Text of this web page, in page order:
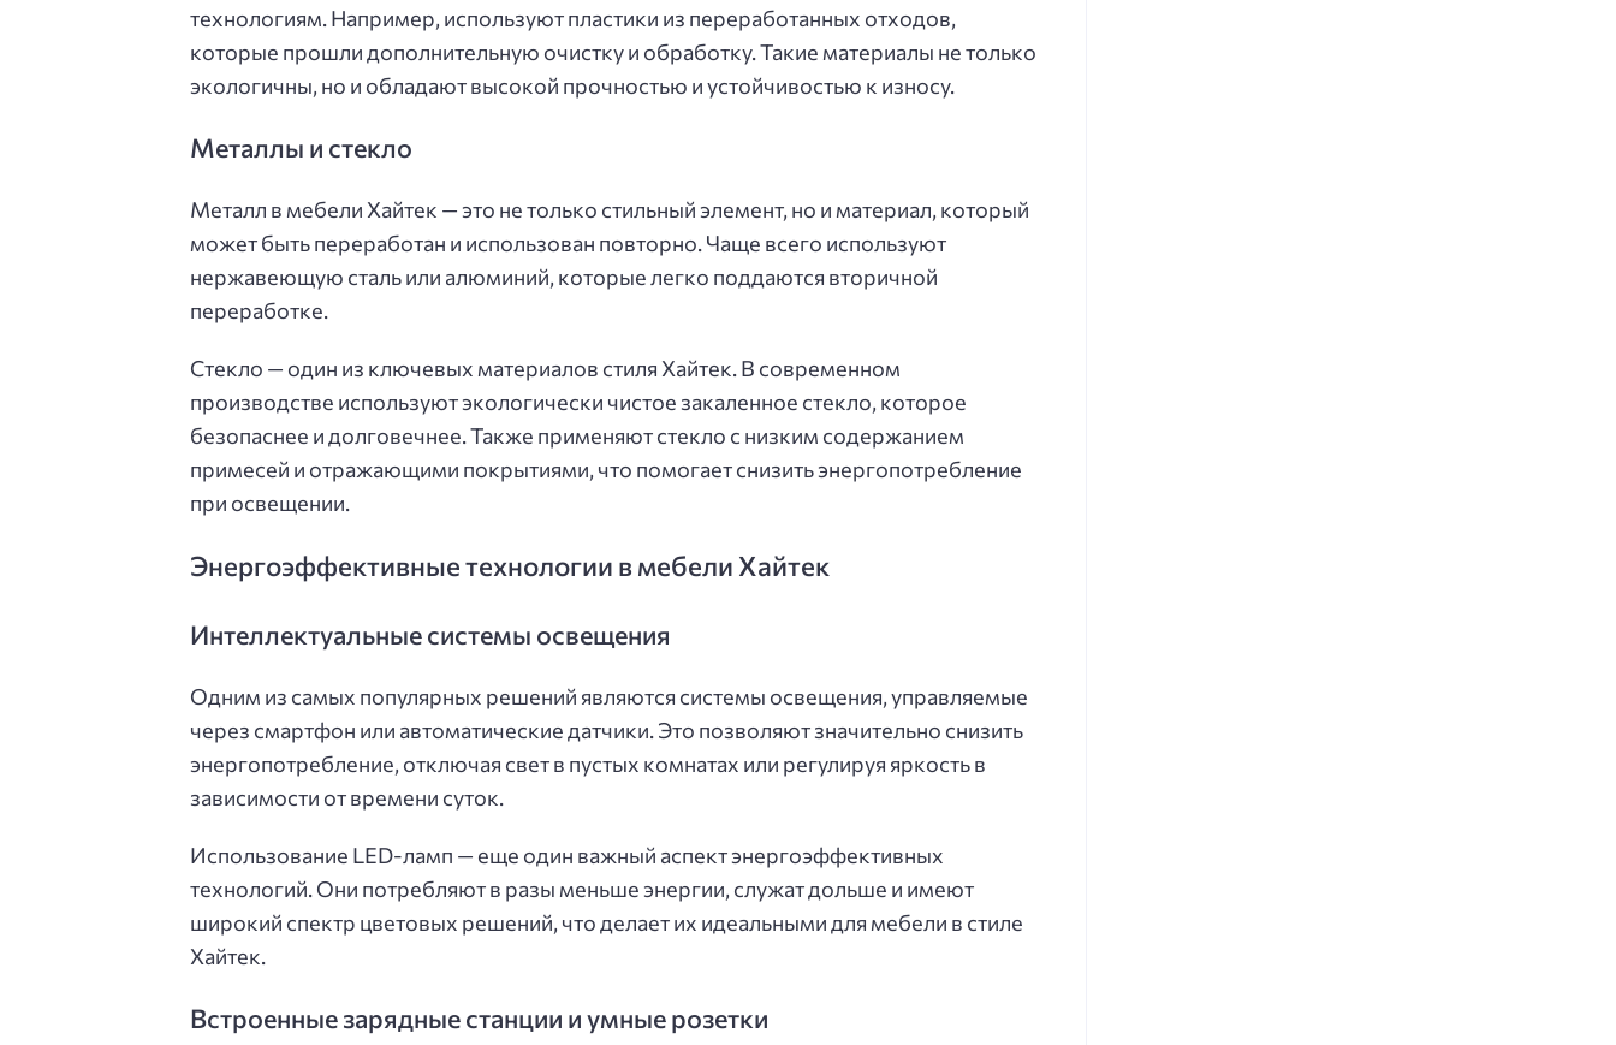
технологиям. Например, используют пластики из переработанных отходов,
которые прошли дополнительную очистку и обработку. Такие материалы не только
экологичны, но и обладают высокой прочностью и устойчивостью к износу.
Металлы и стекло
Металл в мебели Хайтек — это не только стильный элемент, но и материал, который
может быть переработан и использован повторно. Чаще всего используют
нержавеющую сталь или алюминий, которые легко поддаются вторичной
переработке.
Стекло — один из ключевых материалов стиля Хайтек. В современном
производстве используют экологически чистое закаленное стекло, которое
безопаснее и долговечнее. Также применяют стекло с низким содержанием
примесей и отражающими покрытиями, что помогает снизить энергопотребление
при освещении.
Энергоэффективные технологии в мебели Хайтек
Интеллектуальные системы освещения
Одним из самых популярных решений являются системы освещения, управляемые
через смартфон или автоматические датчики. Это позволяют значительно снизить
энергопотребление, отключая свет в пустых комнатах или регулируя яркость в
зависимости от времени суток.
Использование LED-ламп — еще один важный аспект энергоэффективных
технологий. Они потребляют в разы меньше энергии, служат дольше и имеют
широкий спектр цветовых решений, что делает их идеальными для мебели в стиле
Хайтек.
Встроенные зарядные станции и умные розетки